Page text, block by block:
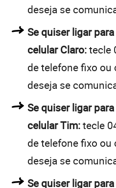
deseja se
Se quiser ligar
celular Claro:tecle
de telefone fixo ou
deseja se
Se quiser ligar
celular Tim:tecle
de telefone fixo ou
deseja se
Se quiser ligar